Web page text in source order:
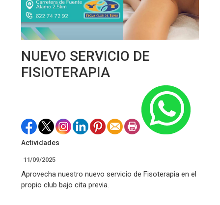
NUEVO SERVICIO DE
FISIOTERAPIA
Actividades
11/09/2025
Aprovecha nuestro nuevo servicio de Fisoterapia en el
propio club bajo cita previa.